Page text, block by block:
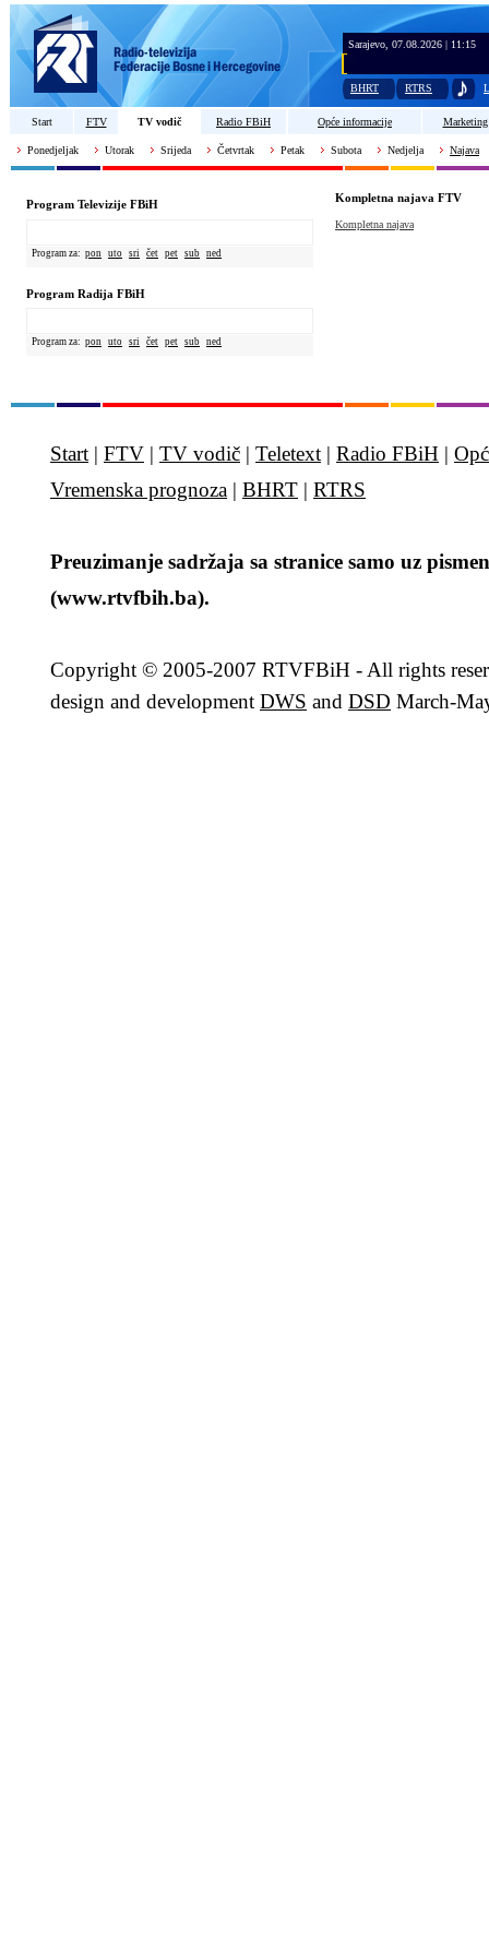
Sarajevo, 07.08.2026 | 11:15
BHRT RTRS
Start FTV TV vodič Radio FBiH Opće informacije Marketing
Ponedjeljak Utorak Srijeda Četvrtak Petak Subota Nedjelja Najava
Program Televizije FBiH
Program za: pon uto sri čet pet sub ned
Program Radija FBiH
Program za: pon uto sri čet pet sub ned
Kompletna najava FTV
Kompletna najava
Start | FTV | TV vodič | Teletext | Radio FBiH |
Vremenska prognoza | BHRT | RTRS
Preuzimanje sadržaja sa stranice samo uz
(www.rtvfbih.ba).
Copyright © 2005-2007 RTVFBiH - All rights
design and development DWS and DSD March-